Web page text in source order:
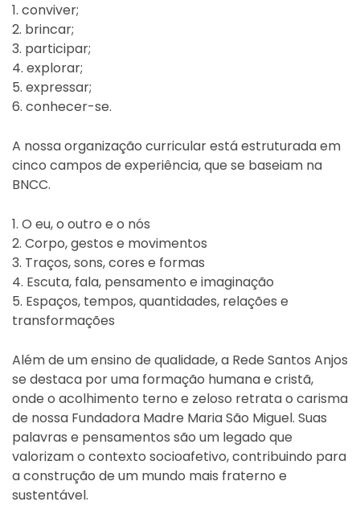
1. conviver;
2. brincar;
3. participar;
4. explorar;
5. expressar;
6. conhecer-se.
A nossa organização curricular está estruturada em
cinco campos de experiência, que se baseiam na
BNCC.
1. O eu, o outro e o nós
2. Corpo, gestos e movimentos
3. Traços, sons, cores e formas
4. Escuta, fala, pensamento e imaginação
5. Espaços, tempos, quantidades, relações e
transformações
Além de um ensino de qualidade, a Rede Santos Anjos
se destaca por uma formação humana e cristã,
onde o acolhimento terno e zeloso retrata o carisma
de nossa Fundadora Madre Maria São Miguel. Suas
palavras e pensamentos são um legado que
valorizam o contexto socioafetivo, contribuindo para
a construção de um mundo mais fraterno e
sustentável.